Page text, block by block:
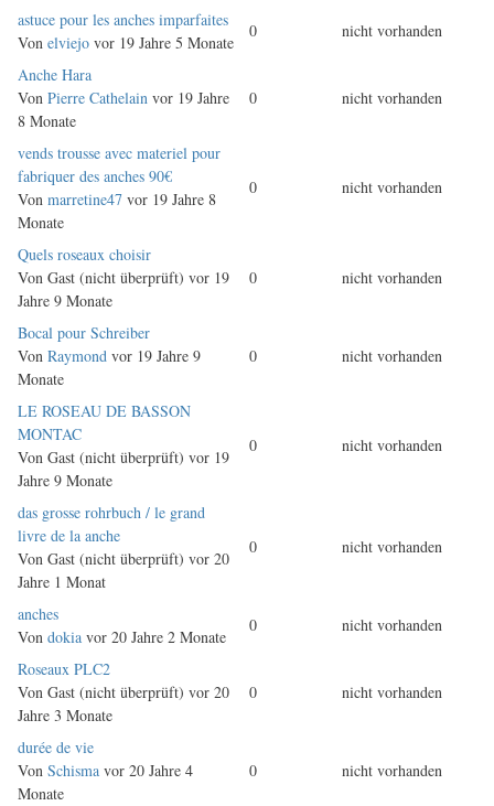
Normales
Thema
astuce pour les anches imparfaites
Von elviejo vor 19 Jahre 5 Monate
0 nicht vorhanden
Normales
Thema
Anche Hara
Von Pierre Cathelain vor 19 Jahre
8 Monate
0 nicht vorhanden
Normales
Thema
vends trousse avec materiel pour
fabriquer des anches 90€
Von marretine47 vor 19 Jahre 8
Monate
0 nicht vorhanden
Normales
Thema
Quels roseaux choisir
Von Gast (nicht überprüft) vor 19
Jahre 9 Monate
0 nicht vorhanden
Normales
Thema
Bocal pour Schreiber
Von Raymond vor 19 Jahre 9
Monate
0 nicht vorhanden
Normales
Thema
LE ROSEAU DE BASSON
MONTAC
Von Gast (nicht überprüft) vor 19
Jahre 9 Monate
0 nicht vorhanden
Normales
Thema
das grosse rohrbuch / le grand
livre de la anche
Von Gast (nicht überprüft) vor 20
Jahre 1 Monat
0 nicht vorhanden
Normales
Thema
anches
Von dokia vor 20 Jahre 2 Monate
0 nicht vorhanden
Normales
Thema
Roseaux PLC2
Von Gast (nicht überprüft) vor 20
Jahre 3 Monate
0 nicht vorhanden
Normales
Thema
durée de vie
Von Schisma vor 20 Jahre 4
Monate
0 nicht vorhanden